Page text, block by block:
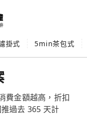
掛式 5min茶包式
費金額越高，折扣
過去 365 天計